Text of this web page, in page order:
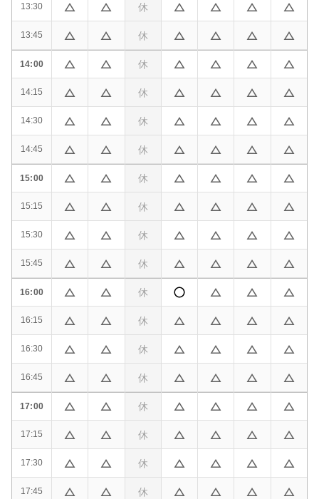
13:30
13:45
14:00
14:15
14:30
14:45
15:00
15:15
15:30
15:45
16:00
16:15
16:30
16:45
17:00
17:15
17:30
17:45
休
休
休
休
休
休
休
休
休
休
休
休
休
休
休
休
休
休